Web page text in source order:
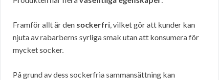
Framför allt är den sockerfri, vilket gör att kunder kan
njuta av rabarberns syrliga smak utan att konsumera för
mycket socker.
På grund av dess sockerfria sammansättning kan